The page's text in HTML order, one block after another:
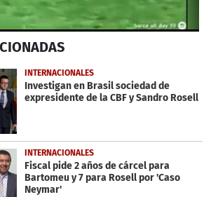
INTERNACIONALES
Investigan en Brasil sociedad de
expresidente de la CBF y Sandro Rosell
INTERNACIONALES
Fiscal pide 2 años de cárcel para
Bartomeu y 7 para Rosell por 'Caso
Neymar'